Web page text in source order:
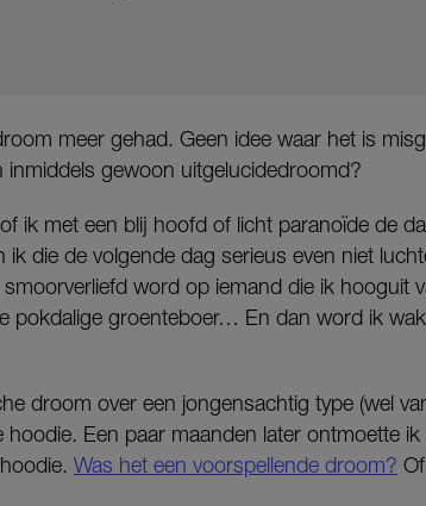
meer gehad. Geen idee waar het is
gewoon uitgelucidedroomd?
ik met een blij hoofd of licht paranoïde de
die de volgende dag serieus even niet
word op iemand die ik hooguit
pokdalige groenteboer… En dan word ik
droom over een jongensachtig type (wel
Een paar maanden later ontmoette
Was het een voorspellende droom?